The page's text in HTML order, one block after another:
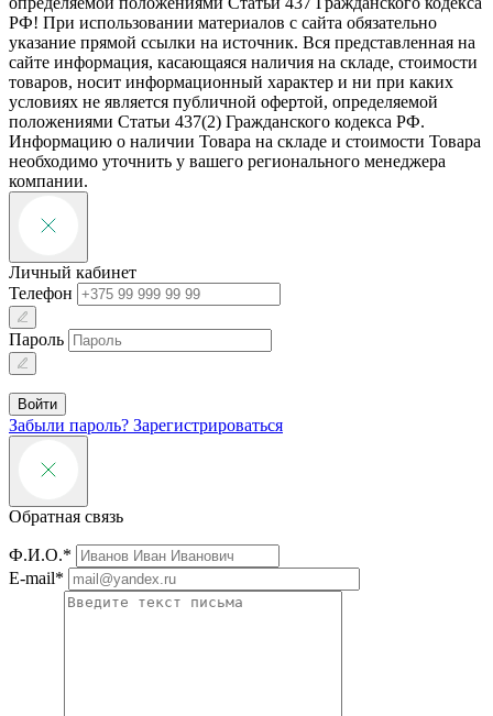
РФ! При использовании материалов с сайта обязательно
указание прямой ссылки на источник. Вся представленная на
сайте информация, касающаяся наличия на складе, стоимости
товаров, носит информационный характер и ни при каких
условиях не является публичной офертой, определяемой
положениями Статьи 437(2) Гражданского кодекса РФ.
Информацию о наличии Товара на складе и стоимости Товара
необходимо уточнить у вашего регионального менеджера
компании.
Личный кабинет
Телефон
Пароль
Войти
Забыли пароль? Зарегистрироваться
Обратная связь
Ф.И.О.*
E-mail*